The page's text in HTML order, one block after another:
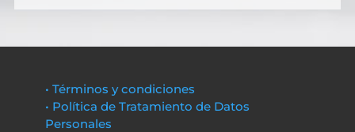
• Términos y condiciones
• Política de Tratamiento de Datos
Personales